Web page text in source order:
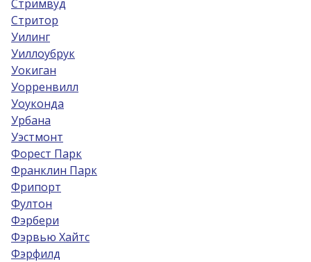
Стримвуд
Стритор
Уилинг
Уиллоубрук
Уокиган
Уорренвилл
Уоуконда
Урбана
Уэстмонт
Форест Парк
Франклин Парк
Фрипорт
Фултон
Фэрбери
Фэрвью Хайтс
Фэрфилд